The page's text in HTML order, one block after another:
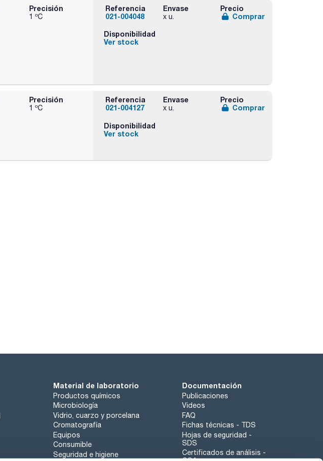
Precisión
1 ºC
Referencia
021-004048
Envase
x u.
Precio
Comprar
Disponibilidad
Ver stock
Precisión
1 ºC
Referencia
021-004127
Envase
x u.
Precio
Comprar
Disponibilidad
Ver stock
Material de laboratorio
Productos químicos
Microbiología
Vidrio, cuarzo y porcelana
Cromatografía
Equipos
Consumible
Seguridad e higiene
Documentación
Publicaciones
Videos
FAQ
Fichas técnicas - TDS
Hojas de seguridad -
SDS
Certificados de análisis -